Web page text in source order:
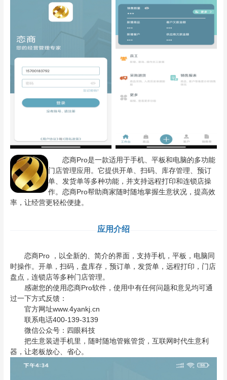
恋商Pro是一款适用于手机、平板和电脑的多功能
门店管理应用。它提供开单、扫码、库存管理、预订
单、发货单等多种功能，并支持远程打印和连锁店操
作。恋商Pro帮助商家随时随地掌握生意状况，提高效
率，让经营更轻松便捷。
应用介绍
恋商Pro ，以全新的、简介的界面，支持手机，平板，电脑同
时操作。开单，扫码，盘库存，预订单，发货单，远程打印，门店
盘点，连锁店等多种门店管理。
感谢您的使用恋商Pro软件，使用中有任何问题和意见均可通
过一下方式反馈：
官方网址www.4yankj.cn
联系电话400-139-3139
微信公众号：四眼科技
把生意装进手机里，随时随地管账管货，互联网时代生意利
器，让老板放心、省心。